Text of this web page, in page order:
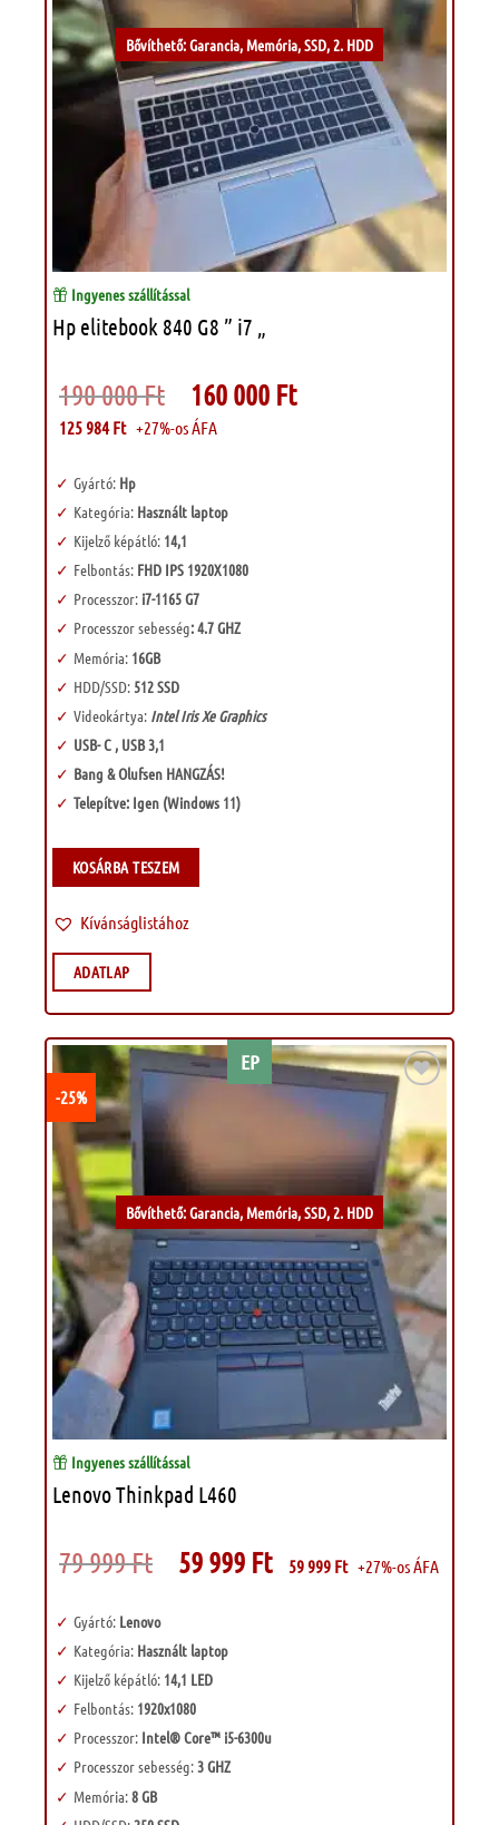
Bővíthető: Garancia, Memória, SSD, 2. HDD
Ingyenes szállítással
Hp elitebook 840 G8 ” i7 „
190 000Ft Original
price
was:
190
160 000 Ft
125 984Ft +27%-os ÁFA
Gyártó: Hp
Kategória: Használt laptop
Kijelző képátló: 14,1
Felbontás: FHD IPS 1920X1080
Processzor:i7-1165 G7
Processzor sebesség: 4.7 GHZ
Memória:16GB
HDD/SSD: 512 SSD
Videokártya: Intel Iris Xe Graphics
USB- C , USB 3,1
Bang & Olufsen HANGZÁS!
Telepítve: Igen (Windows 11)
KOSÁRBA TESZEM
Kívánságlistához
ADATLAP
EP
Bővíthető: Garancia, Memória, SSD, 2. HDD
-25% Kívánságlistához
Ingyenes szállítással
Lenovo Thinkpad L460
79 999Ft Original
price
59 999 Ft price
59 999 Ft +27%-os ÁFA
Gyártó: Lenovo
Kategória: Használt laptop
Kijelző képátló: 14,1 LED
Felbontás: 1920x1080
Processzor:Intel® Core™ i5-6300u
Processzor sebesség:3 GHZ
Memória:8 GB